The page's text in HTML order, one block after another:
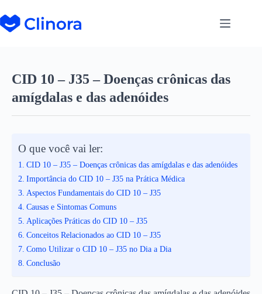
CID 10 – J35 – Doenças crônicas das
amígdalas e das adenóides
O que você vai ler:
CID 10 – J35 – Doenças crônicas das amígdalas e das adenóides
Importância do CID 10 – J35 na Prática Médica
Aspectos Fundamentais do CID 10 – J35
Causas e Sintomas Comuns
Aplicações Práticas do CID 10 – J35
Conceitos Relacionados ao CID 10 – J35
Como Utilizar o CID 10 – J35 no Dia a Dia
Conclusão